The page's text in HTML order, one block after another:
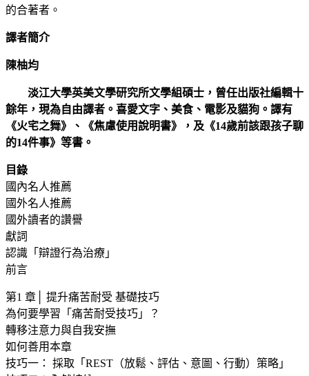
的合著者。
譯者簡介
陳柚均
淡江大學英美文學研究所文學組碩士，曾任出版社編輯十
餘年，現為自由譯者。喜愛文字、美食、電影及貓狗。譯有
《火宅之舞》、《焦慮使用說明書》，及《14歲前該跟孩子聊
的14件事》等書。
目錄
國內名人推薦
國外名人推薦
國外讀者的讚譽
獻詞
認識「辯證行為治療」
前言
第1 章│ 提升痛苦耐受 基礎技巧
為何要學習「痛苦耐受技巧」？
轉移注意力與自我安撫
如何善用本章
技巧一： 採取「REST（放鬆、評估、意圖、行動）策略」